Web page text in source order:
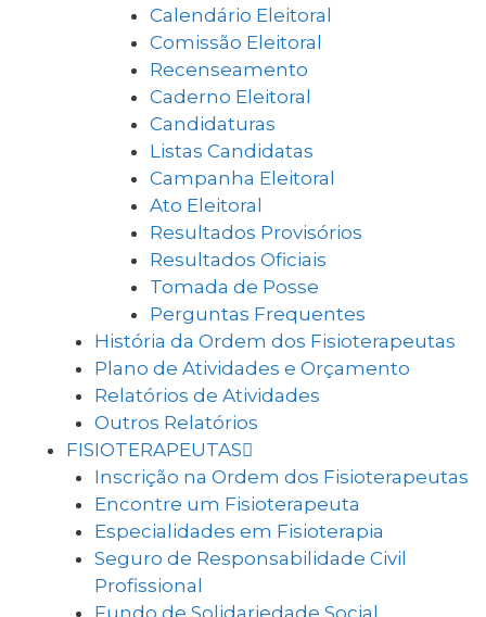
Calendário Eleitoral
Comissão Eleitoral
Recenseamento
Caderno Eleitoral
Candidaturas
Listas Candidatas
Campanha Eleitoral
Ato Eleitoral
Resultados Provisórios
Resultados Oficiais
Tomada de Posse
Perguntas Frequentes
História da Ordem dos Fisioterapeutas
Plano de Atividades e Orçamento
Relatórios de Atividades
Outros Relatórios
FISIOTERAPEUTAS
Inscrição na Ordem dos Fisioterapeutas
Encontre um Fisioterapeuta
Especialidades em Fisioterapia
Seguro de Responsabilidade Civil
Profissional
Fundo de Solidariedade Social